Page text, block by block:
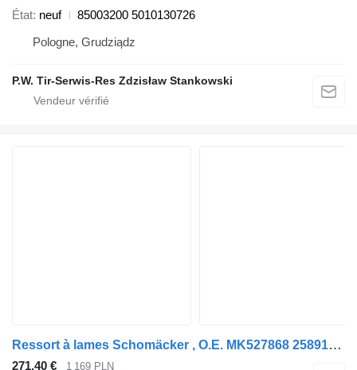
État neuf
85003200 5010130726
Pologne, Grudziądz
P.W. Tir-Serwis-Res Zdzisław Stankowski
Ressort à lames Schomäcker , O.E. MK527868 25891500 pour camion Mitsubishi
271,40 € 1 169 PLN